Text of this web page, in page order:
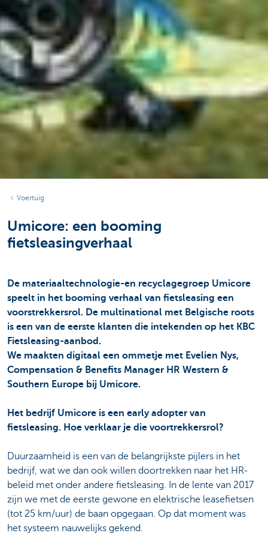
Voertuig
Umicore: een booming
fietsleasingverhaal
De materiaaltechnologie-en recyclagegroep Umicore
speelt in het booming verhaal van fietsleasing een
voorstrekkersrol. De multinational met Belgische roots
is een van de eerste klanten die intekenden op het KBC
Fietsleasing-aanbod.
We maakten digitaal een ommetje met Evelien Nys,
Compensation & Benefits Manager HR Western &
Southern Europe bij Umicore.
Het bedrijf Umicore is een early adopter van
fietsleasing. Hoe verklaar je die voortrekkersrol?
Duurzaamheid is een van de belangrijkste pijlers in het
bedrijf, wat we dan ook willen doortrekken naar het HR-
beleid met onder andere fietsleasing. In de lente van 2017
zijn we met de eerste gewone en elektrische leasefietsen
(tot 25 km/uur) de baan opgegaan. Op dat moment was
het systeem nauwelijks gekend.